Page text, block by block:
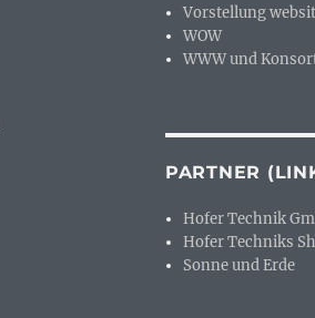
Vorstellung
WOW
WWW und
PARTNER
Hofer Technik
Hofer Techniks
Sonne und Erde